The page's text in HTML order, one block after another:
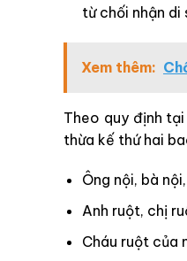
từ chối nhận di
Xem thêm:
Theo quy định
thừa kế thứ hai
Ông nội, bà
Anh ruột, chị
Cháu ruột của